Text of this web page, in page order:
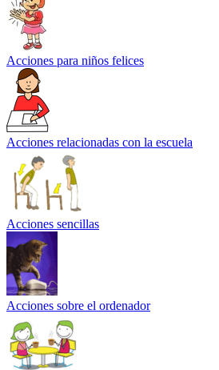
Acciones para niños felices
Acciones relacionadas con la escuela
Acciones sencillas
Acciones sobre el ordenador